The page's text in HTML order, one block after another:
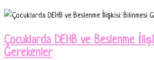
Çocuklarda DEHB ve Beslenme
Gerekenler